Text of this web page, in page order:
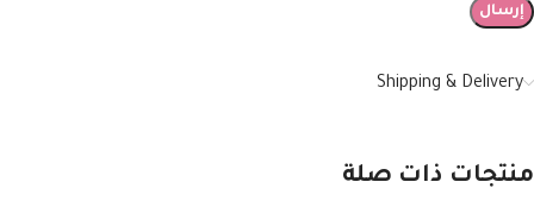
Shipping & Delivery
منتجات ذات صلة